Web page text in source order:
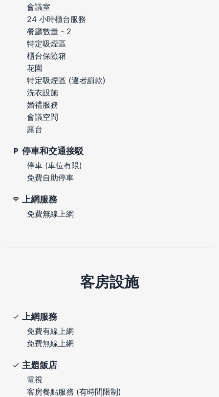
會議室
24 小時櫃台服務
餐廳數量 - 2
特定吸煙區
櫃台保險箱
花園
特定吸煙區 (違者罰款)
洗衣設施
婚禮服務
會議空間
露台
停車和交通接駁
停車 (車位有限)
免費自助停車
上網服務
免費無線上網
客房設施
上網服務
免費有線上網
免費無線上網
主題飯店
電視
客房餐點服務 (有時間限制)